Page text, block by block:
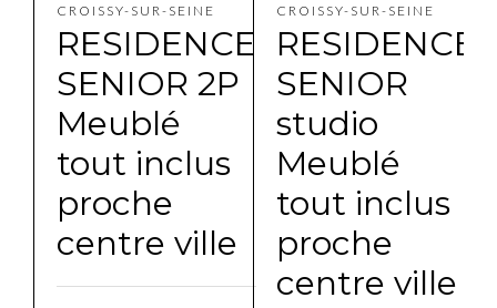
CROISSY-SUR-SEINE
RESIDENCE
SENIOR 2P
Meublé
tout inclus
proche
centre ville
CROISSY-SUR-SEINE
RESIDENCE
SENIOR
studio
Meublé
tout inclus
proche
centre ville